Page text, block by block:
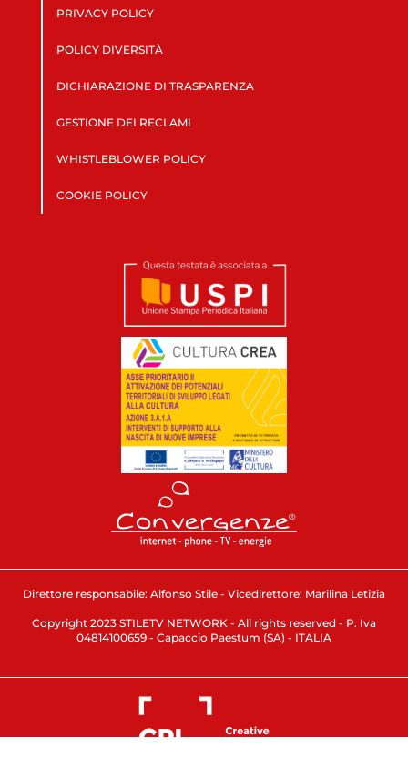
PRIVACY POLICY
POLICY DIVERSITÀ
DICHIARAZIONE DI TRASPARENZA
GESTIONE DEI RECLAMI
WHISTLEBLOWER POLICY
COOKIE POLICY
Direttore responsabile: Alfonso Stile - Vicedirettore: Marilina Letizia
Copyright 2023 STILETV NETWORK - All rights reserved - P. Iva
04814100659 - Capaccio Paestum (SA) - ITALIA